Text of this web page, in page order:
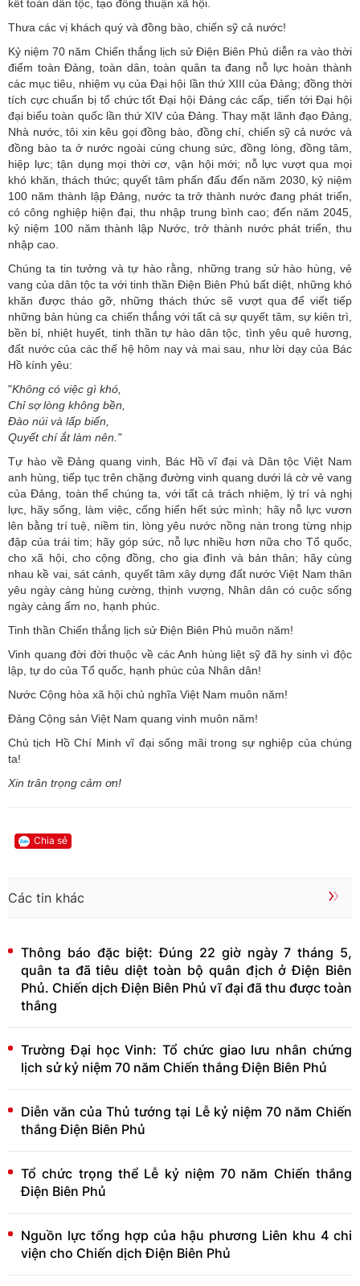
kết toàn dân tộc, tạo đồng thuận xã hội.
Thưa các vị khách quý và đồng bào, chiến sỹ cả nước!
Kỷ niệm 70 năm Chiến thắng lịch sử Điện Biên Phủ diễn ra vào thời
điểm toàn Đảng, toàn dân, toàn quân ta đang nỗ lực hoàn thành
các mục tiêu, nhiệm vụ của Đại hội lần thứ XIII của Đảng; đồng thời
tích cực chuẩn bị tổ chức tốt Đại hội Đảng các cấp, tiến tới Đại hội
đại biểu toàn quốc lần thứ XIV của Đảng. Thay mặt lãnh đạo Đảng,
Nhà nước, tôi xin kêu gọi đồng bào, đồng chí, chiến sỹ cả nước và
đồng bào ta ở nước ngoài cùng chung sức, đồng lòng, đồng tâm,
hiệp lực; tận dụng mọi thời cơ, vận hội mới; nỗ lực vượt qua mọi
khó khăn, thách thức; quyết tâm phấn đấu đến năm 2030, kỷ niệm
100 năm thành lập Đảng, nước ta trở thành nước đang phát triển,
có công nghiệp hiện đại, thu nhập trung bình cao; đến năm 2045,
kỷ niệm 100 năm thành lập Nước, trở thành nước phát triển, thu
nhập cao.
Chúng ta tin tưởng và tự hào rằng, những trang sử hào hùng, vẻ
vang của dân tộc ta với tinh thần Điện Biên Phủ bất diệt, những khó
khăn được tháo gỡ, những thách thức sẽ vượt qua để viết tiếp
những bản hùng ca chiến thắng với tất cả sự quyết tâm, sự kiên trì,
bền bỉ, nhiệt huyết, tinh thần tự hào dân tộc, tình yêu quê hương,
đất nước của các thế hệ hôm nay và mai sau, như lời dạy của Bác
Hồ kính yêu:
"Không có việc gì khó,
Chỉ sợ lòng không bền,
Đào núi và lấp biển,
Quyết chí ắt làm nên."
Tự hào về Đảng quang vinh, Bác Hồ vĩ đại và Dân tộc Việt Nam
anh hùng, tiếp tục trên chặng đường vinh quang dưới lá cờ vẻ vang
của Đảng, toàn thể chúng ta, với tất cả trách nhiệm, lý trí và nghị
lực, hãy sống, làm việc, cống hiến hết sức mình; hãy nỗ lực vươn
lên bằng trí tuệ, niềm tin, lòng yêu nước nồng nàn trong từng nhịp
đập của trái tim; hãy góp sức, nỗ lực nhiều hơn nữa cho Tổ quốc,
cho xã hội, cho cộng đồng, cho gia đình và bản thân; hãy cùng
nhau kề vai, sát cánh, quyết tâm xây dựng đất nước Việt Nam thân
yêu ngày càng hùng cường, thịnh vượng, Nhân dân có cuộc sống
ngày càng ấm no, hạnh phúc.
Tinh thần Chiến thắng lịch sử Điện Biên Phủ muôn năm!
Vinh quang đời đời thuộc về các Anh hùng liệt sỹ đã hy sinh vì độc
lập, tự do của Tổ quốc, hạnh phúc của Nhân dân!
Nước Cộng hòa xã hội chủ nghĩa Việt Nam muôn năm!
Đảng Cộng sản Việt Nam quang vinh muôn năm!
Chủ tịch Hồ Chí Minh vĩ đại sống mãi trong sự nghiệp của chúng
ta!
Xin trân trọng cảm ơn!
Chia sẻ
Các tin khác
Thông báo đặc biệt: Đúng 22 giờ ngày 7 tháng 5,
quân ta đã tiêu diệt toàn bộ quân địch ở Điện Biên
Phủ. Chiến dịch Điện Biên Phủ vĩ đại đã thu được toàn
thắng
Trường Đại học Vinh: Tổ chức giao lưu nhân chứng
lịch sử kỷ niệm 70 năm Chiến thắng Điện Biên Phủ
Diễn văn của Thủ tướng tại Lễ kỷ niệm 70 năm Chiến
thắng Điện Biên Phủ
Tổ chức trọng thể Lễ kỷ niệm 70 năm Chiến thắng
Điện Biên Phủ
Nguồn lực tổng hợp của hậu phương Liên khu 4 chi
viện cho Chiến dịch Điện Biên Phủ